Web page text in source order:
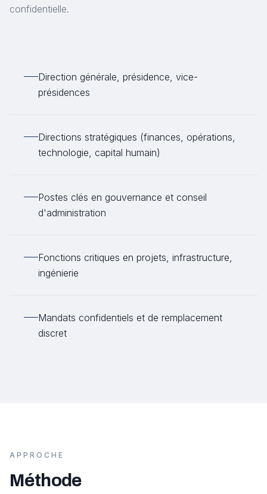
confidentielle.
Direction générale, présidence, vice-
présidences
Directions stratégiques (finances, opérations,
technologie, capital humain)
Postes clés en gouvernance et conseil
d'administration
Fonctions critiques en projets, infrastructure,
ingénierie
Mandats confidentiels et de remplacement
discret
APPROCHE
Méthode